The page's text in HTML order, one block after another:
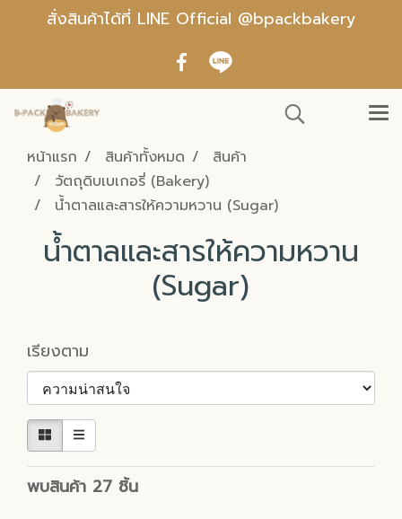
สั่งสินค้าได้ที่ LINE Official @bpackbakery
หน้าแรก สินค้าทั้งหมด
สินค้า
วัตถุดิบเบเกอรี่ (Bakery)
น้ำตาลและสารให้ความหวาน (Sugar)
น้ำตาลและสารให้ความหวาน
(Sugar)
เรียงตาม
พบสินค้า 27 ชิ้น